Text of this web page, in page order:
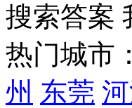
搜索答案
热门城市：
州 东莞